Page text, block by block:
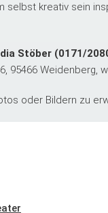
selbst kreativ sein
Stöber (0171/
95466 Weidenberg,
oder Bildern zu